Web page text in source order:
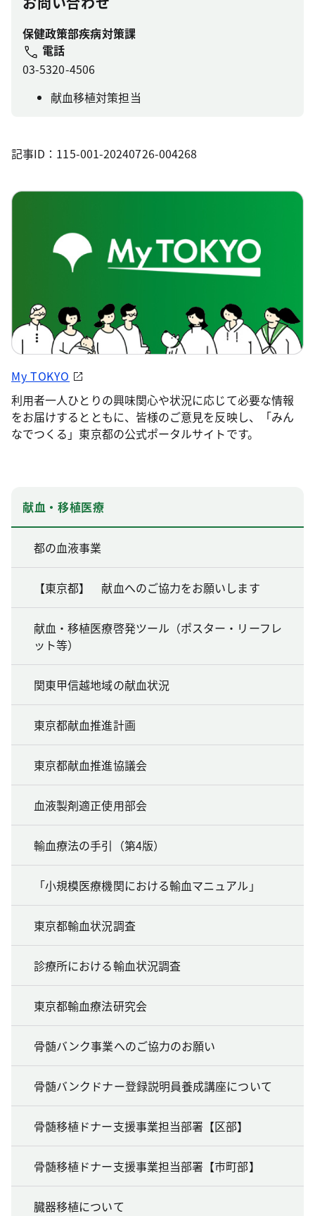
保健政策部疾病対策課
電話
03-5320-4506
献血移植対策担当
記事ID：115-001-20240726-004268
My TOKYO
利用者一人ひとりの興味関心や状況に応じて必要な情報
をお届けするとともに、皆様のご意見を反映し、「みん
なでつくる」東京都の公式ポータルサイトです。
献血・移植医療
都の血液事業
【東京都】 献血へのご協力をお願いします
献血・移植医療啓発ツール（ポスター・リーフレ
ット等）
関東甲信越地域の献血状況
東京都献血推進計画
東京都献血推進協議会
血液製剤適正使用部会
輸血療法の手引（第4版）
「小規模医療機関における輸血マニュアル」
東京都輸血状況調査
診療所における輸血状況調査
東京都輸血療法研究会
骨髄バンク事業へのご協力のお願い
骨髄バンクドナー登録説明員養成講座について
骨髄移植ドナー支援事業担当部署【区部】
骨髄移植ドナー支援事業担当部署【市町部】
臓器移植について